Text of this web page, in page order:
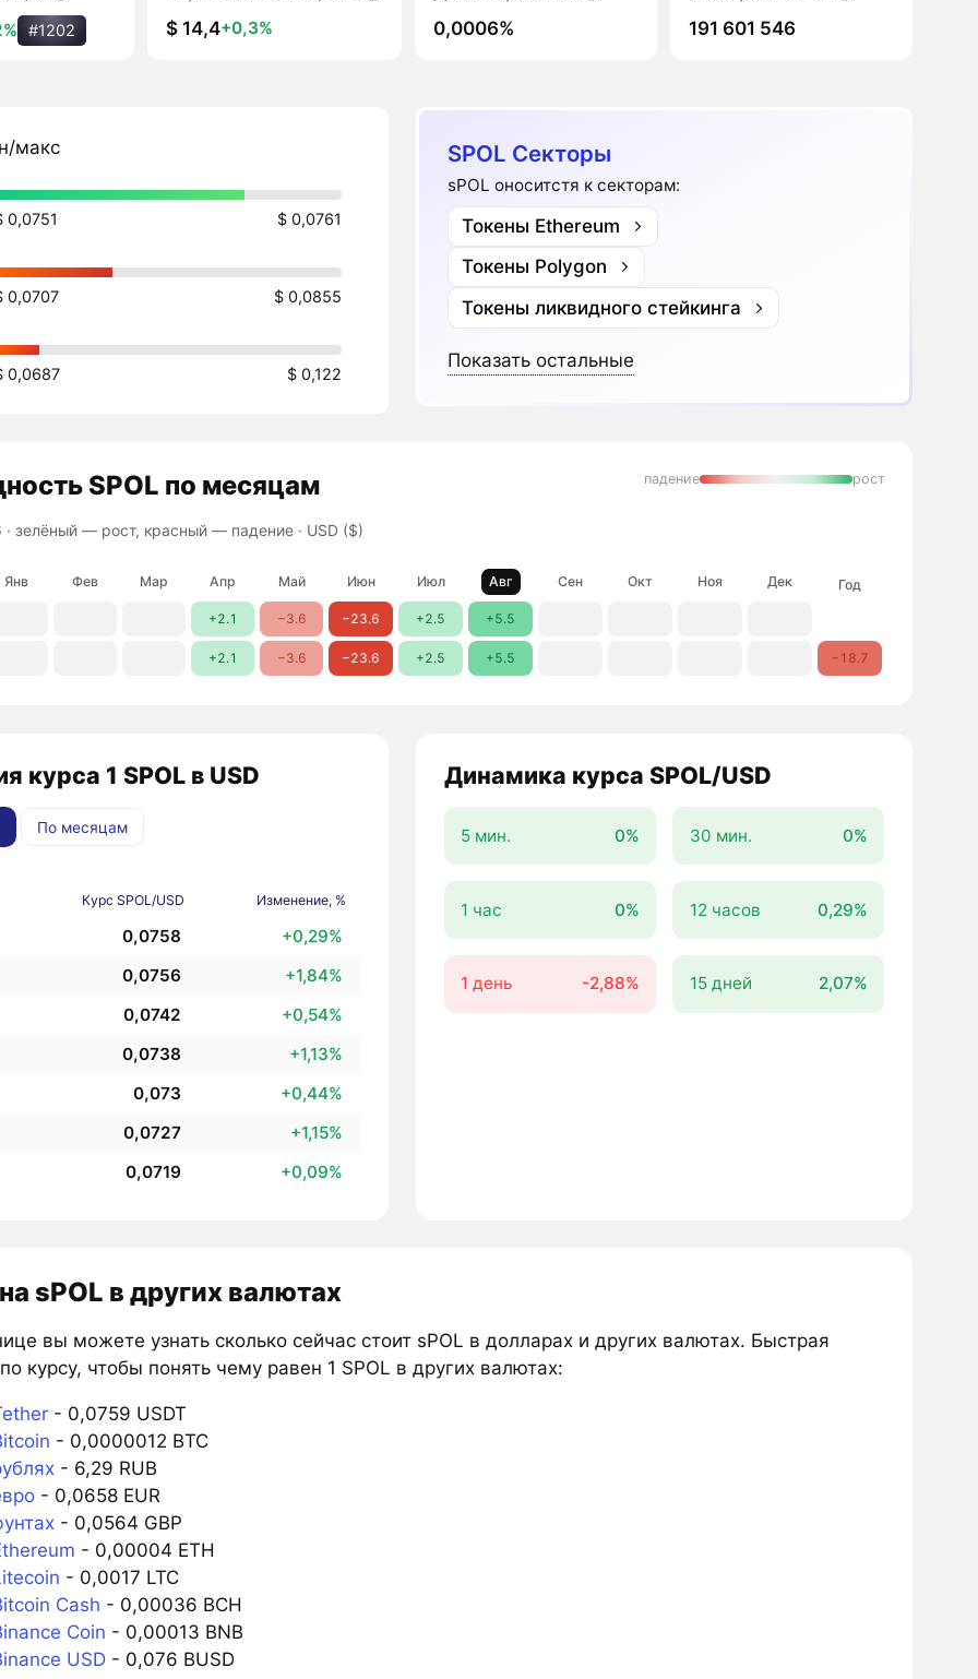
#1202
$ 14,4+0,3%
0,0006%
191 601 546
макс
0,0751 $ 0,0761
0,0707 $ 0,0855
0,0687 $ 0,122
SPOL Секторы
sPOL оноситстя к секторам:
Токены Ethereum
Токены Polygon
Токены ликвидного стейкинга
Показать остальные
SPOL по месяцам
зелёный — рост, красный — падение· USD ($)
падение рост
Янв Фев Мар Апр Май Июн Июл Авг Сен Окт Ноя Дек Год
+2.1 −3.6 −23.6 +2.5 +5.5
+2.1 −3.6 −23.6 +2.5 +5.5 −18.7
курса 1 SPOL в USD
По месяцам
Курс SPOL/USD Изменение, %
0,0758
+0,29%
0,0756
+1,84%
0,0742
+0,54%
0,0738
+1,13%
0,073
+0,44%
0,0727
+1,15%
0,0719
+0,09%
Динамика курса SPOL/USD
5 мин. 0% 30 мин. 0%
1 час 0% 12 часов 0,29%
1 день -2,88% 15 дней 2,07%
sPOL в других валютах
вы можете узнать сколько сейчас стоит sPOL в долларах и других валютах. Быстрая
курсу, чтобы понять чему равен 1 SPOL в других валютах:
- 0,0759 USDT
- 0,0000012 BTC
- 6,29 RUB
- 0,0658 EUR
- 0,0564 GBP
- 0,00004 ETH
- 0,0017 LTC
Cash - 0,00036 BCH
Coin - 0,00013 BNB
USD- 0,076 BUSD